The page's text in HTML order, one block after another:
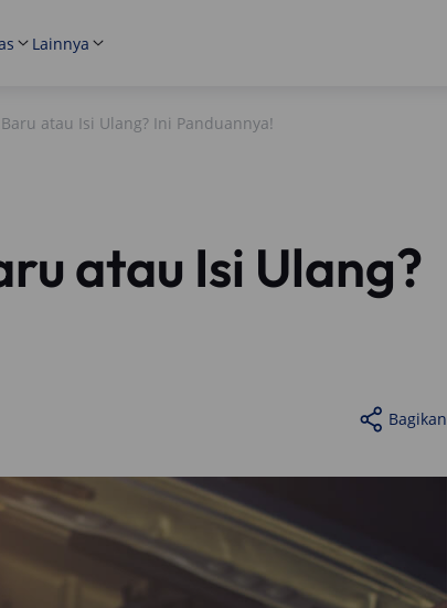
Lainnya
atau Isi Ulang? Ini Panduannya!
atau Isi Ulang?
Bagikan